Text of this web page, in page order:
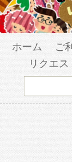
ホーム ご
リクエス